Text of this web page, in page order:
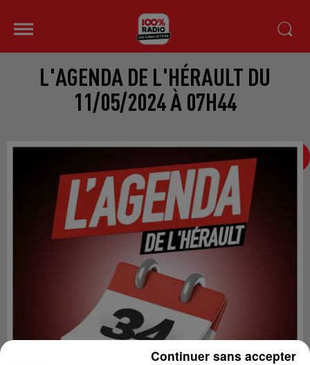
L'AGENDA DE L'HÉRAULT DU
11/05/2024 À 07H44
Continuer sans accepter